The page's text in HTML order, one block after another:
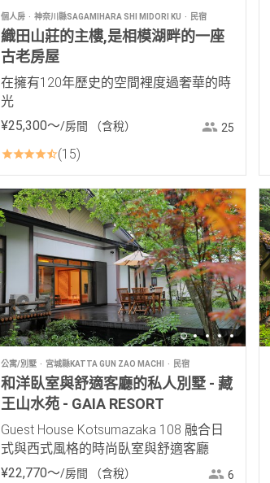
個人房 神奈川縣SAGAMIHARA SHI MIDORI KU 民宿
織田山莊的主樓,是相模湖畔的一座
古老房屋
在擁有120年歷史的空間裡度過奢華的時
光
¥25,300〜/房間 （含稅） 25
15
公寓/別墅 宮城縣KATTA GUN ZAO MACHI 民宿
和洋臥室與舒適客廳的私人別墅 - 藏
王山水苑 - GAIA RESORT
Guest House Kotsumazaka 108 融合日
式與西式風格的時尚臥室與舒適客廳
¥22,770〜/房間 （含稅） 6